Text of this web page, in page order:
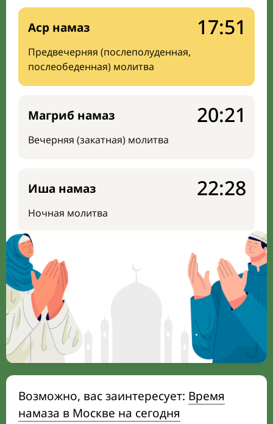
Аср намаз
Предвечерняя (послеполуденная,
послеобеденная) молитва
17:51
Магриб намаз
Вечерняя (закатная) молитва
20:21
Иша намаз
Ночная молитва
22:28
Возможно, вас заинтересует: Время
намаза в Москве на сегодня